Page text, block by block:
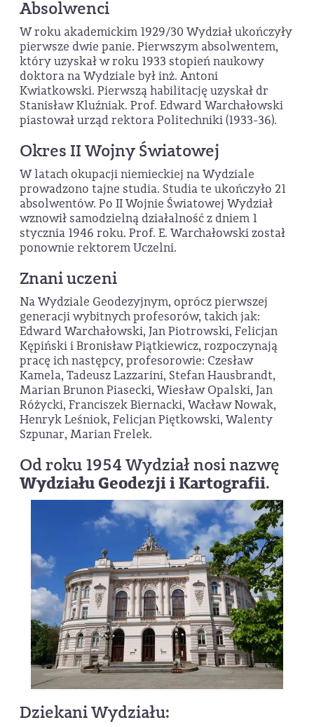
Absolwenci
W roku akademickim 1929/30 Wydział ukończyły
pierwsze dwie panie. Pierwszym absolwentem,
który uzyskał w roku 1933 stopień naukowy
doktora na Wydziale był inż. Antoni
Kwiatkowski. Pierwszą habilitację uzyskał dr
Stanisław Kluźniak. Prof. Edward Warchałowski
piastował urząd rektora Politechniki (1933-36).
Okres II Wojny Światowej
W latach okupacji niemieckiej na Wydziale
prowadzono tajne studia. Studia te ukończyło 21
absolwentów. Po II Wojnie Światowej Wydział
wznowił samodzielną działalność z dniem 1
stycznia 1946 roku. Prof. E. Warchałowski został
ponownie rektorem Uczelni.
Znani uczeni
Na Wydziale Geodezyjnym, oprócz pierwszej
generacji wybitnych profesorów, takich jak:
Edward Warchałowski, Jan Piotrowski, Felicjan
Kępiński i Bronisław Piątkiewicz, rozpoczynają
pracę ich następcy, profesorowie: Czesław
Kamela, Tadeusz Lazzarini, Stefan Hausbrandt,
Marian Brunon Piasecki, Wiesław Opalski, Jan
Różycki, Franciszek Biernacki, Wacław Nowak,
Henryk Leśniok, Felicjan Piętkowski, Walenty
Szpunar, Marian Frelek.
Od roku 1954 Wydział nosi nazwę
Wydziału Geodezji i Kartografii.
Dziekani Wydziału: